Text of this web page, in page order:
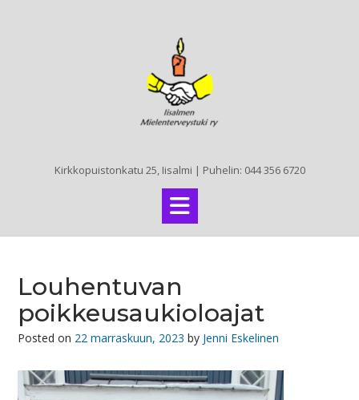
Kirkkopuistonkatu 25, Iisalmi | Puhelin: 044 356 6720
Louhentuvan
poikkeusaukioloajat
Posted on 22 marraskuun, 2023 by Jenni Eskelinen